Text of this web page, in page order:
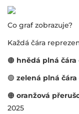
Co graf zobrazuje?
Každá čára
🟤 hnědá plná čára
🟢 zelená plná čára
🟠 oranžová
2025